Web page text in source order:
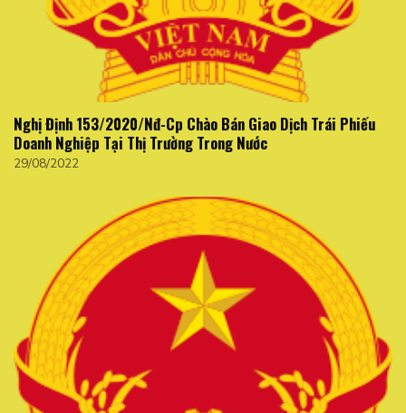
Nghị Định 153/2020/Nđ-Cp Chào Bán Giao Dịch Trái Phiếu
Doanh Nghiệp Tại Thị Trường Trong Nước
29/08/2022